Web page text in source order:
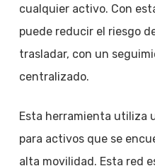
cualquier activo. Con
puede reducir el riesgo
trasladar, con un
centralizado.
Esta herramienta utiliza
para activos que se
alta movilidad. Esta red